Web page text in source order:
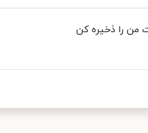
من را ذخیره کن